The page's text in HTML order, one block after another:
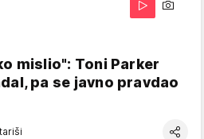
mislio": Toni Parker
pa se javno pravdao